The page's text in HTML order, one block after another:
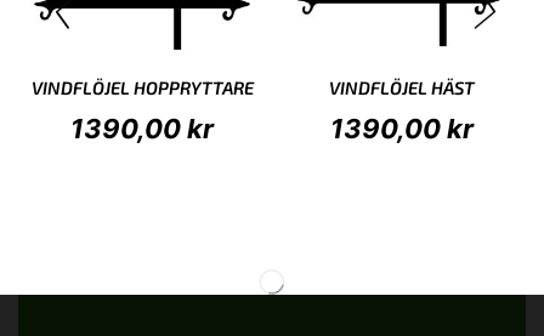
VINDFLÖJEL HOPPRYTTARE
1390,00kr
VINDFLÖJEL HÄST
1390,00kr